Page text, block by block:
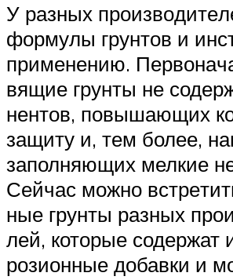
У раз­ных
фор­му­лы грун­тов и
при­ме­не­нию.
вя­щие грун­ты не
нен­тов, повы­ша­ю­щих
защи­ту и, тем более,
запол­ня­ю­щих мел­кие
Сей­час мож­но
ные грун­ты раз­ных
лей, кото­рые содер­жат
ро­зи­он­ные добав­ки и